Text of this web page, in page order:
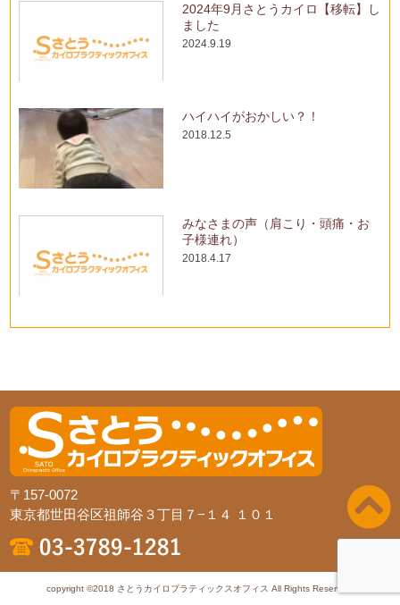
2024年9月さとうカイロ【移転】し
ました
2024.9.19
ハイハイがおかしい？！
2018.12.5
みなさまの声（肩こり・頭痛・お
子様連れ）
2018.4.17
〒157-0072
東京都世田谷区祖師谷３丁目７−１４ １０１
copyright ©2018 さとうカイロプラティックスオフィス All Rights Reserved.